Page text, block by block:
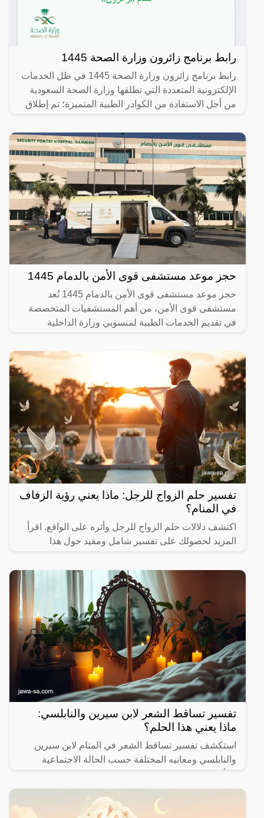
رابط برنامج زائرون وزارة الصحة 1445
رابط برنامج زائرون وزارة الصحة 1445 في ظل الخدمات
الإلكترونية المتعددة التي تطلقها وزارة الصحة السعودية
من أجل الاستفادة من الكوادر الطبية المتميزة؛ تم إطلاق
حجز موعد مستشفى قوى الأمن بالدمام 1445
حجز موعد مستشفى قوى الأمن بالدمام 1445 تُعد
مستشفى قوى الأمن، من أهم المستشفيات المتخصصة
في تقديم الخدمات الطبية لمنسوبي وزارة الداخلية
تفسير حلم الزواج للرجل: ماذا يعني رؤية الزفاف
في المنام؟
اكتشف دلالات حلم الزواج للرجل وأثره على الواقع. اقرأ
المزيد لحصولك على تفسير شامل ومفيد حول هذا
تفسير تساقط الشعر لابن سيرين والنابلسي:
ماذا يعني هذا الحلم؟
استكشف تفسير تساقط الشعر في المنام لابن سيرين
والنابلسي ومعانيه المختلفة حسب الحالة الاجتماعية